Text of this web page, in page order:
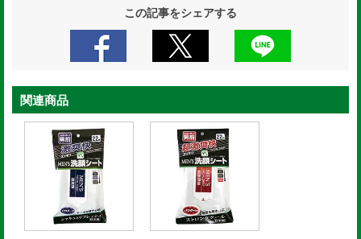
この記事をシェアする
関連商品